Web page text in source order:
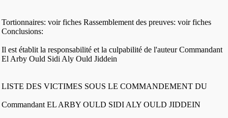
Tortionnaires: voir fiches Rassemblement des preuves: voir fiches
Conclusions:
Il est établit la responsabilité et la culpabilité de l'auteur Commandant
El Arby Ould Sidi Aly Ould Jiddein
LISTE DES VICTIMES SOUS LE COMMANDEMENT DU
Commandant EL ARBY OULD SIDI ALY OULD JIDDEIN